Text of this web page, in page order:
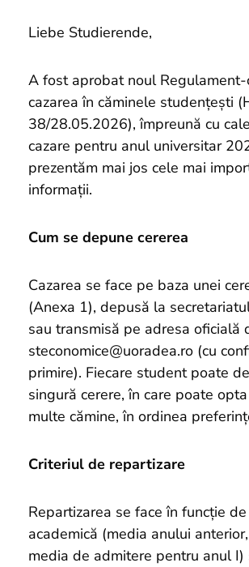
Liebe Studierende,
A fost aprobat noul
cazarea în căminele studențești
38/28.05.2026), împreună cu
cazare pentru anul universitar
prezentăm mai jos cele mai
informații.
Cum se depune cererea
Cazarea se face pe baza unei
(Anexa 1), depusă la
sau transmisă pe adresa oficială
steconomice@uoradea.ro (cu
primire). Fiecare student poate
singură cerere, în care poate
multe cămine, în ordinea
Criteriul de repartizare
Repartizarea se face în funcție
academică (media anului
media de admitere pentru anul I)